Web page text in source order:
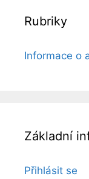
Rubriky
Informace o
Základní
Přihlásit se